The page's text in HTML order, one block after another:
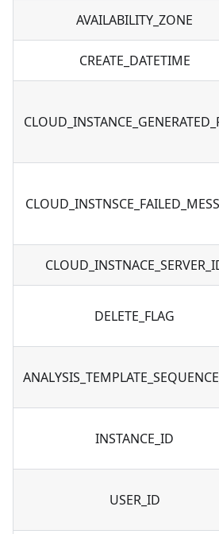
AVAILABILITY_ZONE
CREATE_DATETIME
DELETE_FLAG
INSTANCE_ID
USER_ID